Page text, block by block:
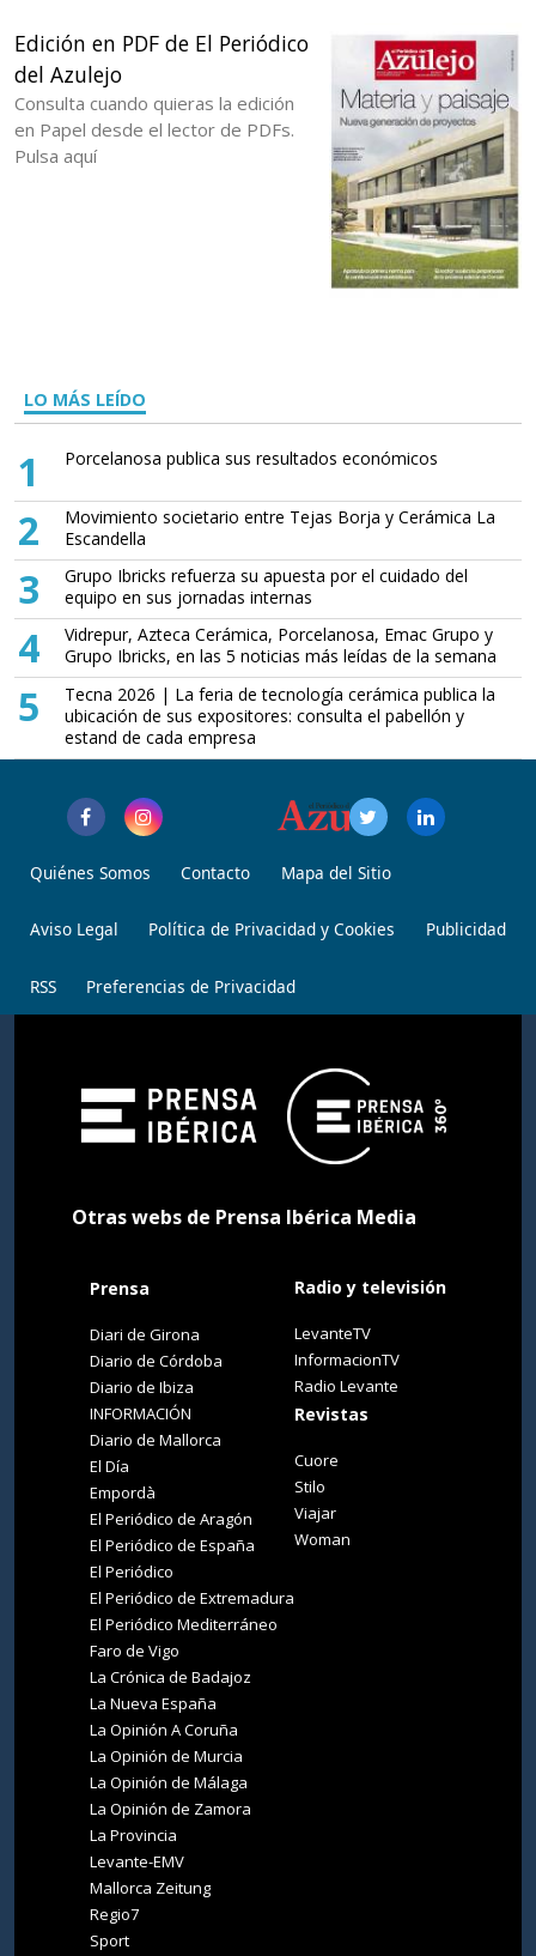
Edición en PDF de El Periódico
del Azulejo
Consulta cuando quieras la edición
en Papel desde el lector de PDFs.
Pulsa aquí
LO MÁS LEÍDO
1 Porcelanosa publica sus resultados económicos
2
Movimiento societario entre Tejas Borja y Cerámica La
Escandella
3
Grupo Ibricks refuerza su apuesta por el cuidado del
equipo en sus jornadas internas
4
Vidrepur, Azteca Cerámica, Porcelanosa, Emac Grupo y
Grupo Ibricks, en las 5 noticias más leídas de la semana
5
Tecna 2026 | La feria de tecnología cerámica publica la
ubicación de sus expositores: consulta el pabellón y
estand de cada empresa
Quiénes Somos Contacto Mapa del Sitio
Aviso Legal Política de Privacidad y Cookies Publicidad
RSS Preferencias de Privacidad
Otras webs de Prensa Ibérica Media
Prensa
Diari de Girona
Diario de Córdoba
Diario de Ibiza
INFORMACIÓN
Diario de Mallorca
El Día
Empordà
El Periódico de Aragón
El Periódico de España
El Periódico
El Periódico de Extremadura
El Periódico Mediterráneo
Faro de Vigo
La Crónica de Badajoz
La Nueva España
La Opinión A Coruña
La Opinión de Murcia
La Opinión de Málaga
La Opinión de Zamora
La Provincia
Levante-EMV
Mallorca Zeitung
Regio7
Sport
Radio y televisión
LevanteTV
InformacionTV
Radio Levante
Revistas
Cuore
Stilo
Viajar
Woman